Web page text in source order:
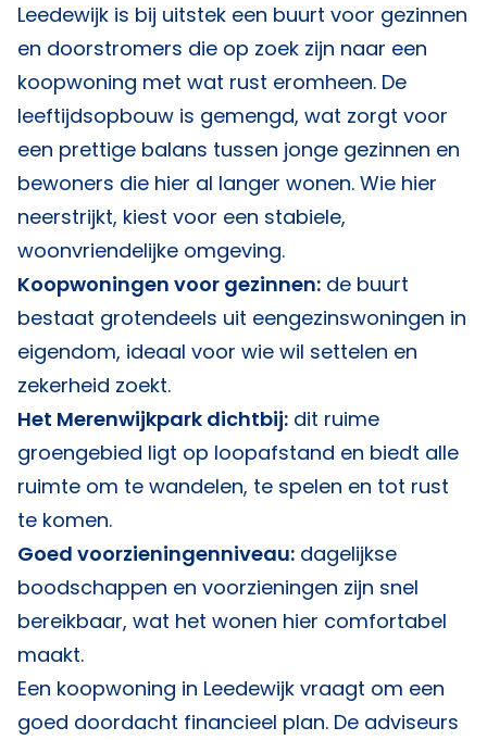
Leedewijk is bij uitstek een buurt voor gezinnen
en doorstromers die op zoek zijn naar een
koopwoning met wat rust eromheen. De
leeftijdsopbouw is gemengd, wat zorgt voor
een prettige balans tussen jonge gezinnen en
bewoners die hier al langer wonen. Wie hier
neerstrijkt, kiest voor een stabiele,
woonvriendelijke omgeving.
Koopwoningen voor gezinnen: de buurt
bestaat grotendeels uit eengezinswoningen in
eigendom, ideaal voor wie wil settelen en
zekerheid zoekt.
Het Merenwijkpark dichtbij: dit ruime
groengebied ligt op loopafstand en biedt alle
ruimte om te wandelen, te spelen en tot rust
te komen.
Goed voorzieningenniveau: dagelijkse
boodschappen en voorzieningen zijn snel
bereikbaar, wat het wonen hier comfortabel
maakt.
Een koopwoning in Leedewijk vraagt om een
goed doordacht financieel plan. De adviseurs